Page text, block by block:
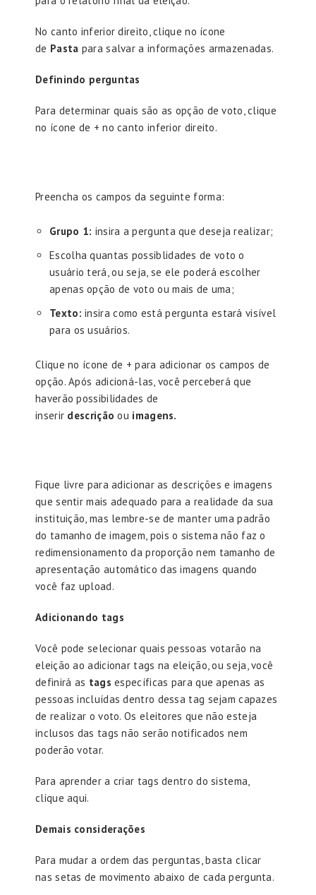
No canto inferior direito, clique no ícone
de Pasta para salvar a informações armazenadas.
Definindo perguntas
Para determinar quais são as opção de voto, clique
no ícone de + no canto inferior direito.
Preencha os campos da seguinte forma:
Grupo 1: insira a pergunta que deseja realizar;
Escolha quantas possiblidades de voto o
usuário terá, ou seja, se ele poderá escolher
apenas opção de voto ou mais de uma;
Texto:insira como está pergunta estará visível
para os usuários.
Clique no ícone de + para adicionar os campos de
opção. Após adicioná-las, você perceberá que
haverão possibilidades de
inserir descriçãoou imagens.
Fique livre para adicionar as descrições e imagens
que sentir mais adequado para a realidade da sua
instituição, mas lembre-se de manter uma padrão
do tamanho de imagem, pois o sistema não faz o
redimensionamento da proporção nem tamanho de
apresentação automático das imagens quando
você faz upload.
Adicionando tags
Você pode selecionar quais pessoas votarão na
eleição ao adicionar tags na eleição, ou seja, você
definirá as tags específicas para que apenas as
pessoas incluídas dentro dessa tag sejam capazes
de realizar o voto. Os eleitores que não esteja
inclusos das tags não serão notificados nem
poderão votar.
Para aprender a criar tags dentro do sistema,
clique aqui.
Demais considerações
Para mudar a ordem das perguntas, basta clicar
nas setas de movimento abaixo de cada pergunta.